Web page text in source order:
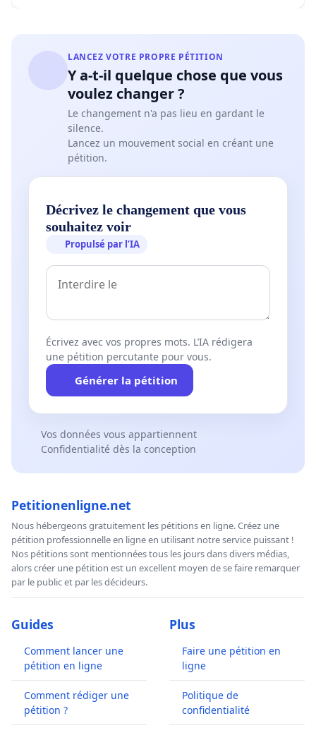
LANCEZ VOTRE PROPRE PÉTITION
Y a-t-il quelque chose que vous
voulez changer ?
Le changement n'a pas lieu en gardant le
silence.
Lancez un mouvement social en créant une
pétition.
Décrivez le changement que vous
souhaitez voir
Propulsé par l’IA
Écrivez avec vos propres mots. L’IA rédigera
une pétition percutante pour vous.
Générer la pétition
Vos données vous appartiennent
Confidentialité dès la conception
Petitionenligne.net
Nous hébergeons gratuitement les pétitions en ligne. Créez une
pétition professionnelle en ligne en utilisant notre service puissant !
Nos pétitions sont mentionnées tous les jours dans divers médias,
alors créer une pétition est un excellent moyen de se faire remarquer
par le public et par les décideurs.
Guides
Comment lancer une
pétition en ligne
Comment rédiger une
pétition ?
Plus
Faire une pétition en
ligne
Politique de
confidentialité